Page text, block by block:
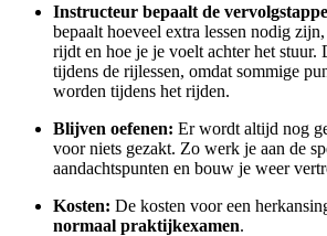
Instructeur bepaalt de
bepaalt hoeveel extra lessen nodig
rijdt en hoe je je voelt achter het stuur.
tijdens de rijlessen, omdat sommige
worden tijdens het rijden.
Blijven oefenen: Er wordt altijd nog
voor niets gezakt. Zo werk je aan de
aandachtspunten en bouw je weer
Kosten: De kosten voor een
normaal praktijkexamen.